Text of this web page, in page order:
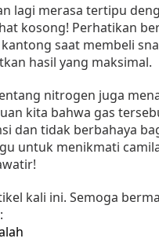
lagi merasa tertipu
kosong! Perhatikan
saat membeli
hasil yang maksimal.
nitrogen juga
kita bahwa gas
dan tidak berbahaya
untuk menikmati
kali ini. Semoga